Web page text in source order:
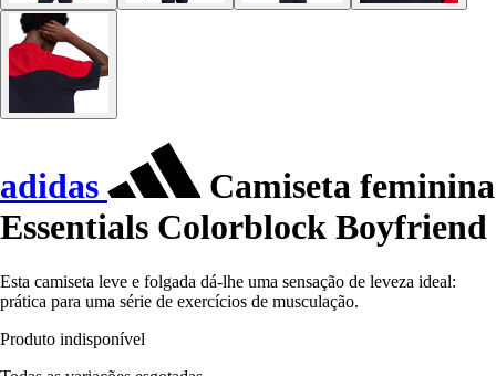
adidas
Camiseta feminina
Essentials Colorblock Boyfriend
Esta camiseta leve e folgada dá-lhe uma sensação de leveza ideal:
prática para uma série de exercícios de musculação.
Produto indisponível